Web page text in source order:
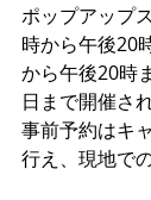
ポップアップ
時から午後20
から午後20時
日まで開催さ
事前予約はキ
行え、現地で